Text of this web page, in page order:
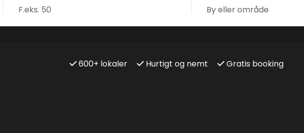
600+ lokaler Hurtigt og nemt Gratis booking